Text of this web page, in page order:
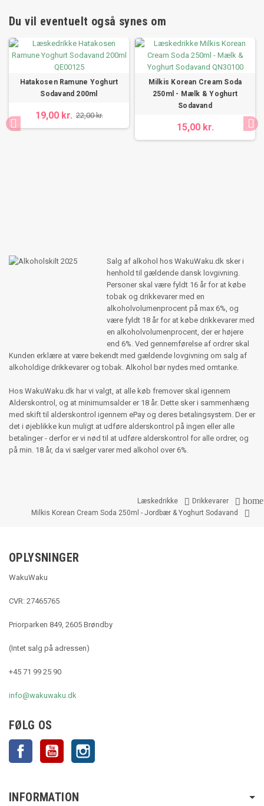
Du vil eventuelt også synes om
Hatakosen Ramune Yoghurt
Sodavand 200ml
19,00 kr. 22,00 kr.
Milkis Korean Cream Soda
250ml - Mælk & Yoghurt
Sodavand
15,00 kr.
Salg af alkohol hos WakuWaku.dk sker i
henhold til gældende dansk lovgivning.
Personer skal være fyldt 16 år for at købe
tobak og drikkevarer med en
alkoholvolumenprocent på max 6%, og
være fyldt 18 år for at købe drikkevarer med
en alkoholvolumenprocent, der er højere
end 6%. Ved gennemførelse af ordrer skal
Kunden erklære at være bekendt med gældende lovgivning om salg af
alkoholdige drikkevarer og tobak. Alkohol bør nydes med omtanke.
Hos WakuWaku.dk har vi valgt, at alle køb fremover skal igennem
Alderskontrol, og at minimumsalder er 18 år. Dette sker i sammenhæng
med skift til alderskontrol igennem ePay og deres betalingsystem. Der er
det i øjeblikke kun muligt at udføre alderskontrol på ingen eller alle
betalinger - derfor er vi nød til at udføre alderskontrol for alle ordrer, og
på min. 18 år, da vi sælger varer med alkohol over 6%.
home

Drikkevarer

Læskedrikke

Milkis Korean Cream Soda 250ml - Jordbær & Yoghurt Sodavand
OPLYSNINGER
WakuWaku
CVR: 27465765
Priorparken 849, 2605 Brøndby
(Intet salg på adressen)
+45 71 99 25 90
info@wakuwaku.dk
FØLG OS
Facebook YouTube
INFORMATION